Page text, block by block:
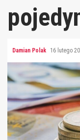
Damian Polak 16 lutego